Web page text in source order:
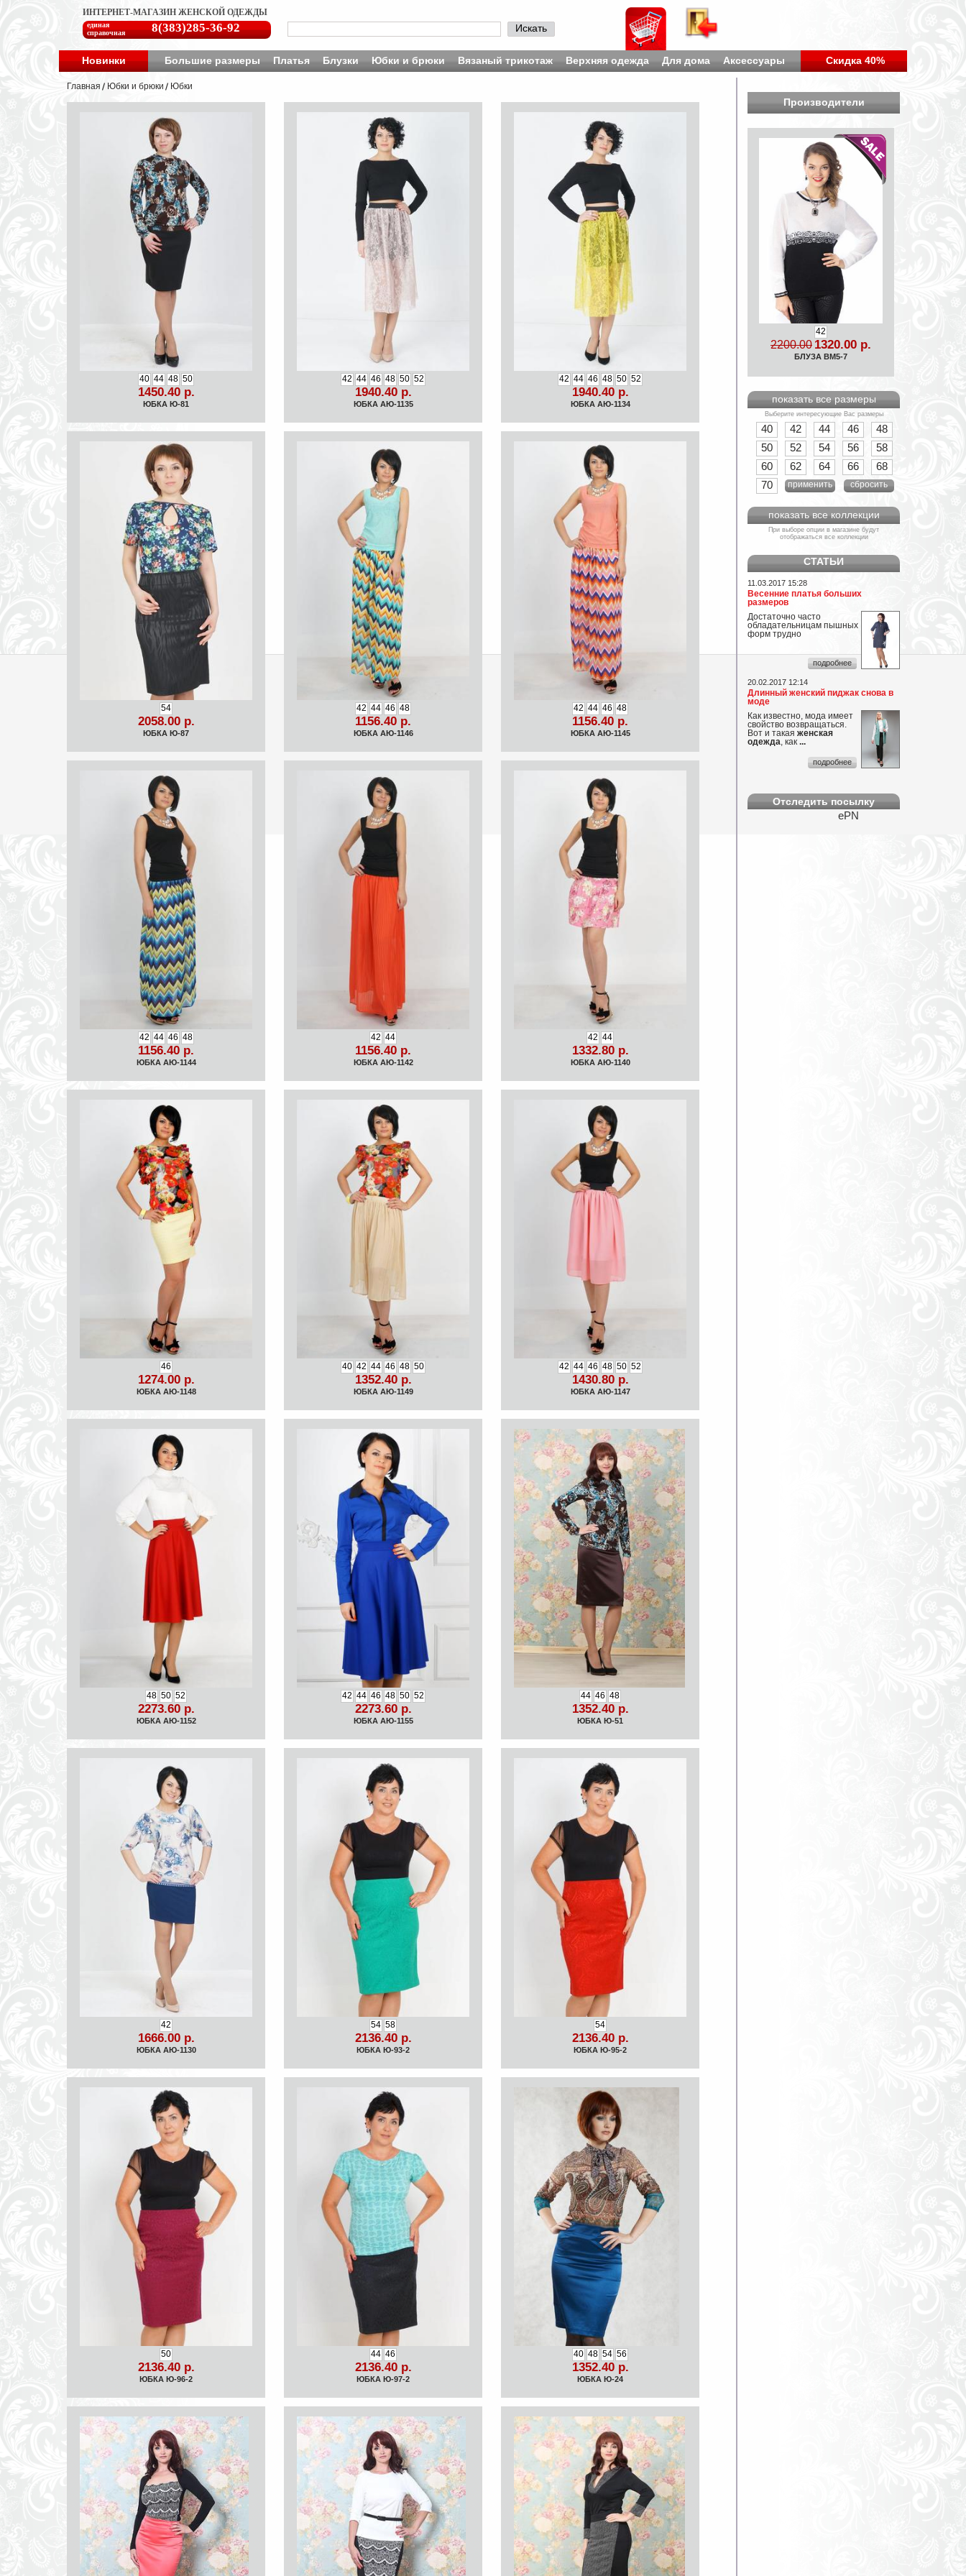
ИНТЕРНЕТ-МАГАЗИН ЖЕНСКОЙ ОДЕЖДЫ
единая
справочная
8(383)285-36-92 Искать
Новинки Большие размеры Платья Блузки Юбки и брюки Вязаный трикотаж Верхняя одежда Для дома Аксессуары Скидка 40%
Главная Юбки и брюки Юбки
40 44 48 50
1450.40 р.
ЮБКА Ю-81
42 44 46 48 50 52
1940.40 р.
ЮБКА АЮ-1135
42 44 46 48 50 52
1940.40 р.
ЮБКА АЮ-1134
54
2058.00 р.
ЮБКА Ю-87
42 44 46 48
1156.40 р.
ЮБКА АЮ-1146
42 44 46 48
1156.40 р.
ЮБКА АЮ-1145
42 44 46 48
1156.40 р.
ЮБКА АЮ-1144
42 44
1156.40 р.
ЮБКА АЮ-1142
42 44
1332.80 р.
ЮБКА АЮ-1140
46
1274.00 р.
ЮБКА АЮ-1148
40 42 44 46 48 50
1352.40 р.
ЮБКА АЮ-1149
42 44 46 48 50 52
1430.80 р.
ЮБКА АЮ-1147
48 50 52
2273.60 р.
ЮБКА АЮ-1152
42 44 46 48 50 52
2273.60 р.
ЮБКА АЮ-1155
44 46 48
1352.40 р.
ЮБКА Ю-51
42
1666.00 р.
ЮБКА АЮ-1130
54 58
2136.40 р.
ЮБКА Ю-93-2
54
2136.40 р.
ЮБКА Ю-95-2
50
2136.40 р.
ЮБКА Ю-96-2
44 46
2136.40 р.
ЮБКА Ю-97-2
40 48 54 56
1352.40 р.
ЮБКА Ю-24
Производители
42
2200.00 1320.00 р.
БЛУЗА ВМ5-7
показать все размеры
Выберите интересующие Вас размеры
40 42 44 46
48
50
52 54 56
58
60
62 64 66
68
70
применить сбросить
показать все коллекции
При выборе опции в магазине будут
отображаться все коллекции
СТАТЬИ
11.03.2017 15:28
Весенние платья больших
размеров
Достаточно часто
обладательницам пышных
форм трудно
...
подробнее
20.02.2017 12:14
Длинный женский пиджак снова в
моде
Как известно, мода имеет
свойство возвращаться.
Вот и такая женская
одежда, как ...
подробнее
Отследить посылку
ePN